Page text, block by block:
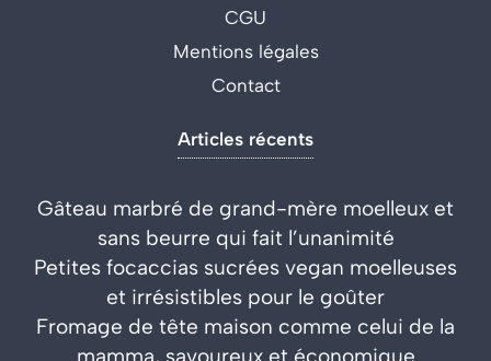
CGU
Mentions légales
Contact
Articles récents
Gâteau marbré de grand-mère moelleux et
sans beurre qui fait l’unanimité
Petites focaccias sucrées vegan moelleuses
et irrésistibles pour le goûter
Fromage de tête maison comme celui de la
mamma, savoureux et économique